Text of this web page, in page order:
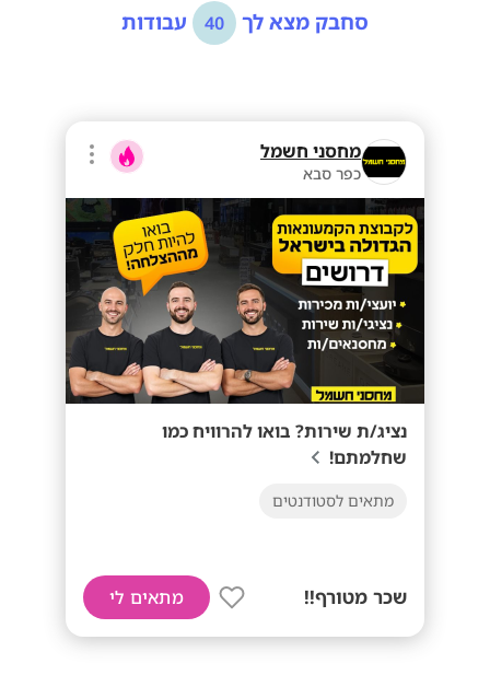
סחבק מצא לך 40 עבודות
מחסני חשמל
כפר סבא
נציג/ת שירות? בואו להרוויח כמו
שחלמתם!
מתאים לסטודנטים
שכר מטורף!! מתאים לי